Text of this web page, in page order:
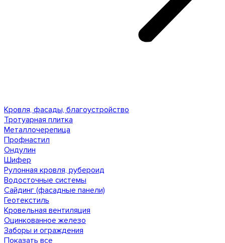
Кровля, фасады, благоустройство
Тротуарная плитка
Металлочерепица
Профнастил
Ондулин
Шифер
Рулонная кровля, рубероид
Водосточные системы
Сайдинг (фасадные панели)
Геотекстиль
Кровельная вентиляция
Оцинкованное железо
Заборы и ограждения
Показать все